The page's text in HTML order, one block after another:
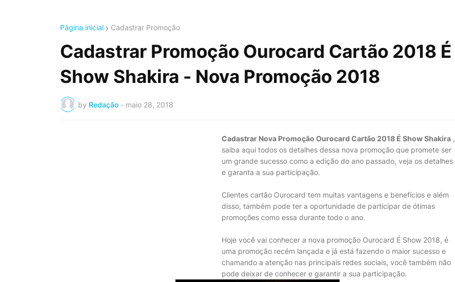
Página inicial Cadastrar Promoção
Cadastrar Promoção Ourocard Cartão 2018 É
Show Shakira - Nova Promoção 2018
by Redação - maio 28, 2018
Cadastrar Nova Promoção Ourocard Cartão 2018 É Show Shakira ,
saiba aqui todos os detalhes dessa nova promoção que promete ser
um grande sucesso como a edição do ano passado, veja os detalhes
e garanta a sua participação.
Clientes cartão Ourocard tem muitas vantagens e benefícios e além
disso, também pode ter a oportunidade de participar de ótimas
promoções como essa durante todo o ano.
Hoje você vai conhecer a nova promoção Ourocard É Show 2018, é
uma promoção recém lançada e já está fazendo o maior sucesso e
chamando a atenção nas principais redes sociais, você também não
pode deixar de conhecer e garantir a sua participação.